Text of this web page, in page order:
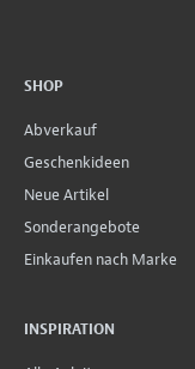
SHOP
Abverkauf
Geschenkideen
Neue Artikel
Sonderangebote
Einkaufen nach Marke
INSPIRATION